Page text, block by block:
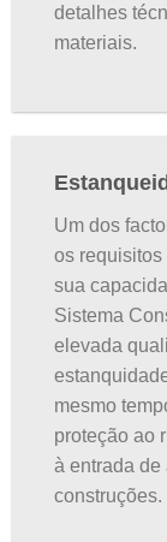
detalhes
materiais.
Um dos
os requisitos
sua
Sistema
elevada
mesmo
proteção ao
à entrada de
construções.